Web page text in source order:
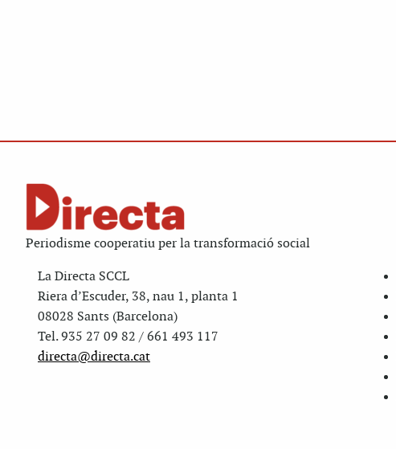
Periodisme cooperatiu per la transformació social
La Directa SCCL
Riera d’Escuder, 38, nau 1, planta 1
08028 Sants (Barcelona)
Tel. 935 27 09 82 / 661 493 117
directa@directa.cat